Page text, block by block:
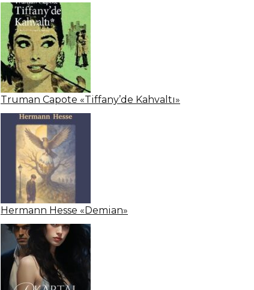
Truman Capote «Tiffany’de Kahvaltı»
Hermann Hesse «Demian»